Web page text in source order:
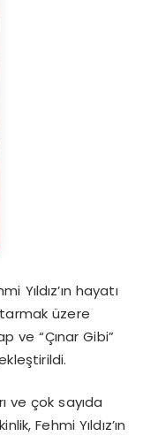
Yıldız’ın hayatı
üzere
ve “Çınar Gibi”
veçok sayıda
Fehmi Yıldız’ın